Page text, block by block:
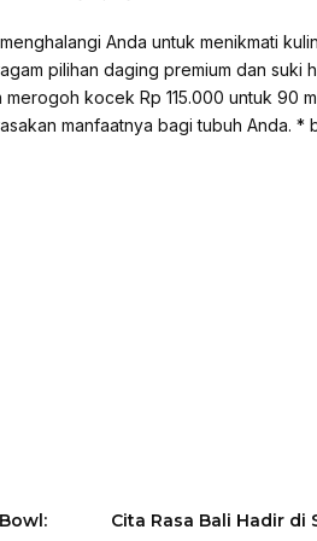
Anda untuk menikmati
pilihan daging premium dan suki
kocek Rp 115.000 untuk 90
manfaatnya bagi tubuh Anda. *
Cita Rasa Bali Hadir di